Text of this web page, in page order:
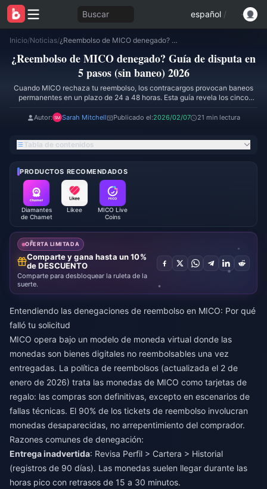
Buscar español /
Inicio/Noticias/ ¿Reembolso de MICO denegado? Guía de disputa en 5 pasos (sin baneo) 2026
¿Reembolso de MICO denegado? Guía de disputa en
5 pasos (sin baneo) 2026
Cuando MICO rechaza tu reembolso, los contracargos provocan baneos
permanentes en un plazo de 24 a 48 horas. Esta guía revela los cinco
segura, sin arriesgar la suspensión de la cuenta. Conoce los protocolos
procedimientos sencillos de cierre de sesión antes de que sea necesario
Autor: Sarah Mitchell Publicado el:2026/02/07 21 min lectura
Tabla de contenidos
PRODUCTOS RECOMENDADOS
Diamantes
de Chamet
Likee
MICO Live
Coins
OFERTA LIMITADA
Comparte y gana hasta un 10%
de DESCUENTO
Comparte para desbloquear la ruleta de la
suerte.
Entendiendo las denegaciones de reembolso en MICO: Por qué
falló tu solicitud
MICO opera bajo un modelo de moneda virtual donde las
monedas son bienes digitales no reembolsables una vez
entregadas. La política de reembolsos (actualizada el 2 de
enero de 2026) trata las monedas de MICO como tarjetas de
regalo: las compras son definitivas, excepto en escenarios de
fallas técnicas. El 90% de los tickets de reembolso involucran
monedas desaparecidas, no arrepentimiento del comprador.
Razones comunes de denegación:
Entrega inadvertida: Revisa Perfil > Cartera > Historial
(registros de 90 días). Las monedas suelen llegar durante las
horas pico con retrasos de 15 a 30 minutos.